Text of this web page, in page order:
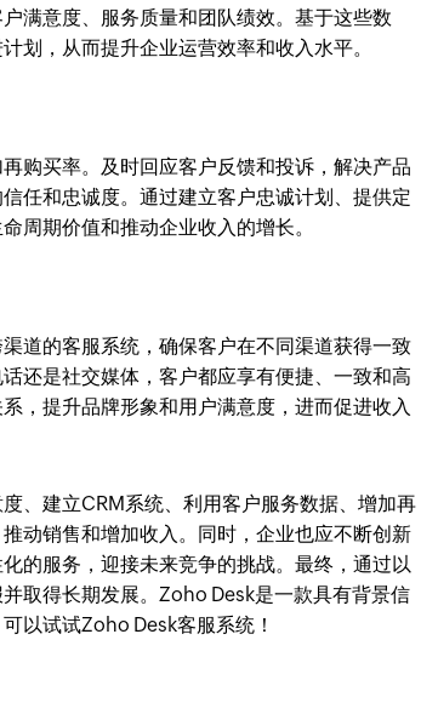
满意度、服务质量和团队绩效。基于这些数
划，从而提升企业运营效率和收入水平。
购买率。及时回应客户反馈和投诉，解决产品
任和忠诚度。通过建立客户忠诚计划、提供定
周期价值和推动企业收入的增长。
道的客服系统，确保客户在不同渠道获得一致
还是社交媒体，客户都应享有便捷、一致和高
，提升品牌形象和用户满意度，进而促进收入
、建立CRM系统、利用客户服务数据、增加再
动销售和增加收入。同时，企业也应不断创新
的服务，迎接未来竞争的挑战。最终，通过以
取得长期发展。Zoho Desk是一款具有背景信
以试试Zoho Desk客服系统！